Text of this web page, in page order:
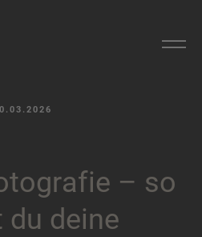
tografie – so
du deine